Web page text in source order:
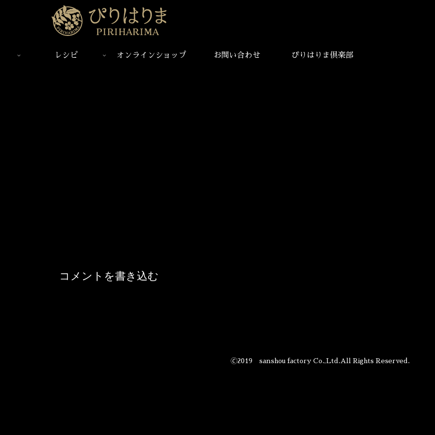
レシピ オンラインショップ お問い合わせ ぴりはりま倶楽部
コメントを書き込む
🄫2019 sanshou factory Co.,Ltd.All Rights Reserved.